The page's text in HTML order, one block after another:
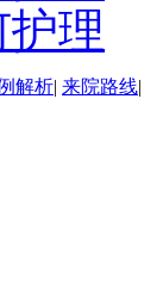
理
解析| 来院路线|